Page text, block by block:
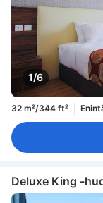
1/6
32 m²/344 ft²
Deluxe King -